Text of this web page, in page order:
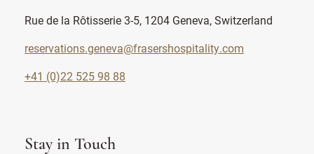
Rue de la Rôtisserie 3-5, 1204 Geneva, Switzerland
reservations.geneva@frasershospitality.com
+41 (0)22 525 98 88
Stay in Touch